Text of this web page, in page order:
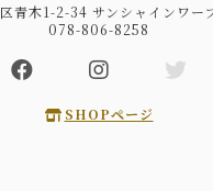
青木1-2-34 サンシャインワー
078-806-8258
SHOPページ